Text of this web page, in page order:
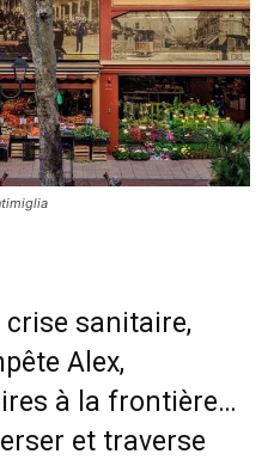
crise sanitaire,
Alex,
à la frontière…
et traverse